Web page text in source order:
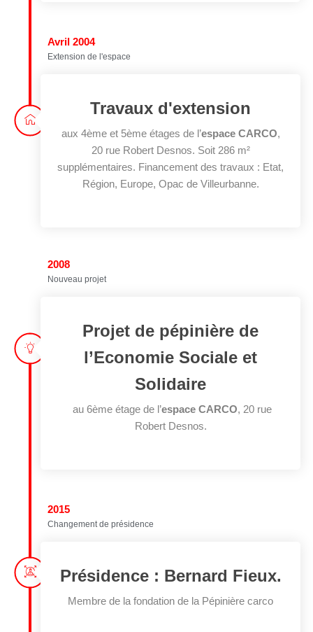
Avril 2004
Extension de l'espace
Travaux d'extension
aux 4ème et 5ème étages de l’espace CARCO,
20 rue Robert Desnos. Soit 286 m²
supplémentaires. Financement des travaux : Etat,
Région, Europe, Opac de Villeurbanne.
2008
Nouveau projet
Projet de pépinière de
l’Economie Sociale et
Solidaire
au 6ème étage de l’espace CARCO, 20 rue
Robert Desnos.
2015
Changement de présidence
Présidence : Bernard Fieux.
Membre de la fondation de la Pépinière carco